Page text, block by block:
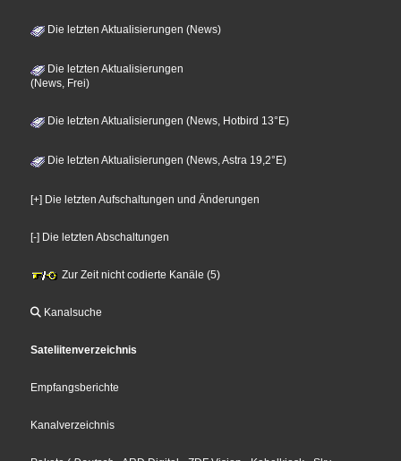
Die letzten Aktualisierungen (News)
Die letzten Aktualisierungen
(News, Frei)
Die letzten Aktualisierungen (News, Hotbird 13°E)
Die letzten Aktualisierungen (News, Astra 19,2°E)
[+] Die letzten Aufschaltungen und Änderungen
[-] Die letzten Abschaltungen
Zur Zeit nicht codierte Kanäle (5)
Kanalsuche
Sateliitenverzeichnis
Empfangsberichte
Kanalverzeichnis